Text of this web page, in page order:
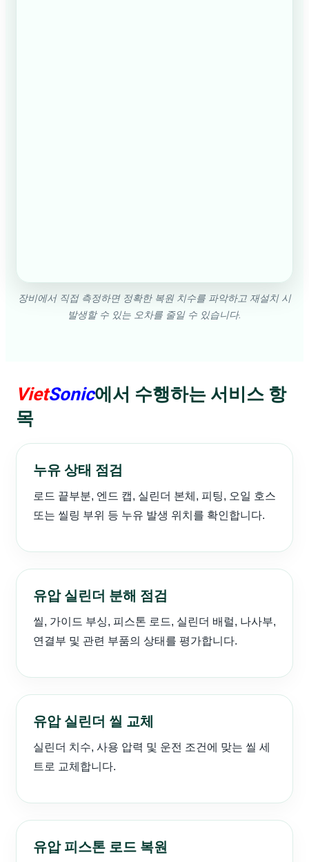
장비에서 직접 측정하면 정확한 복원 치수를 파악하고 재설치 시
발생할 수 있는 오차를 줄일 수 있습니다.
VietSonic에서 수행하는 서비스 항
목
누유 상태 점검
로드 끝부분, 엔드 캡, 실린더 본체, 피팅, 오일 호스
또는 씰링 부위 등 누유 발생 위치를 확인합니다.
유압 실린더 분해 점검
씰, 가이드 부싱, 피스톤 로드, 실린더 배럴, 나사부,
연결부 및 관련 부품의 상태를 평가합니다.
유압 실린더 씰 교체
실린더 치수, 사용 압력 및 운전 조건에 맞는 씰 세
트로 교체합니다.
유압 피스톤 로드 복원